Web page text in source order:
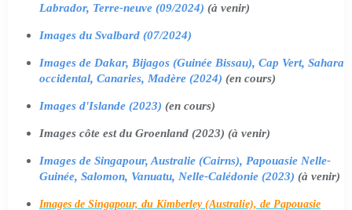
Labrador, Terre-neuve (09/2024) (à venir)
Images du Svalbard (07/2024)
Images de Dakar, Bijagos (Guinée Bissau), Cap Vert, Sahara
occidental, Canaries, Madère (2024) (en cours)
Images d'Islande (2023) (en cours)
Images côte est du Groenland (2023) (à venir)
Images de Singapour, Australie (Cairns), Papouasie Nelle-
Guinée, Salomon, Vanuatu, Nelle-Calédonie (2023) (à venir)
Images de Singapour, du Kimberley (Australie), de Papouasie